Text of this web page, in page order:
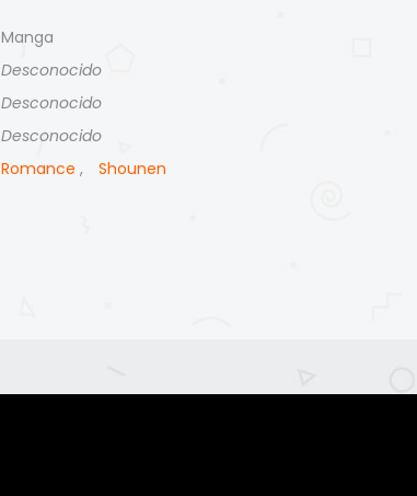
Manga
Desconocido
Desconocido
Desconocido
Romance ,
Shounen